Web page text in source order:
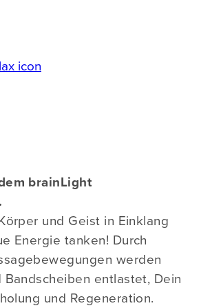
brainLight
und Geist in Einklang
Energie tanken! Durch
werden
Bandscheiben entlastet, Dein
und Regeneration.